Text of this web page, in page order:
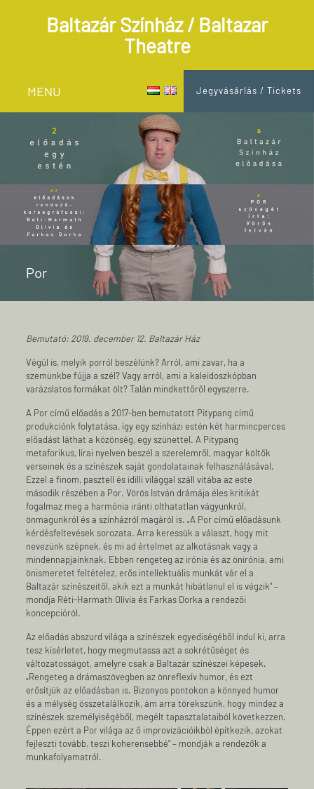
Baltazár Színház / Baltazar
Theatre
MENU Jegyvásárlás / Tickets
Por
Bemutató: 2019. december 12. Baltazár Ház
Végül is, melyik porról beszélünk? Arról, ami zavar, ha a
szemünkbe fújja a szél? Vagy arról, ami a kaleidoszkópban
varázslatos formákat ölt? Talán mindkettőről egyszerre.
A Por című előadás a 2017-ben bemutatott Pitypang című
produkciónk folytatása, így egy színházi estén két harmincperces
előadást láthat a közönség, egy szünettel. A Pitypang
metaforikus, lírai nyelven beszél a szerelemről, magyar költők
verseinek és a színészek saját gondolatainak felhasználásával.
Ezzel a finom, pasztell és idilli világgal száll vitába az este
második részében a Por. Vörös István drámája éles kritikát
fogalmaz meg a harmónia iránti olthatatlan vágyunkról,
önmagunkról és a színházról magáról is. „A Por című előadásunk
kérdésfeltevések sorozata. Arra keressük a választ, hogy mit
nevezünk szépnek, és mi ad értelmet az alkotásnak vagy a
mindennapjainknak. Ebben rengeteg az irónia és az önirónia, ami
önismeretet feltételez, erős intellektuális munkát vár el a
Baltazár színészeitől, akik ezt a munkát hibátlanul el is végzik” –
mondja Réti-Harmath Olívia és Farkas Dorka a rendezői
koncepcióról.
Az előadás abszurd világa a színészek egyediségéből indul ki, arra
tesz kísérletet, hogy megmutassa azt a sokrétűséget és
változatosságot, amelyre csak a Baltazár színészei képesek.
„Rengeteg a drámaszövegben az önreflexív humor, és ezt
erősítjük az előadásban is. Bizonyos pontokon a könnyed humor
és a mélység összetalálkozik, ám arra törekszünk, hogy mindez a
színészek személyiségéből, megélt tapasztalataiból következzen.
Éppen ezért a Por világa az ő improvizációikból építkezik, azokat
fejleszti tovább, teszi koherensebbé” – mondják a rendezők a
munkafolyamatról.